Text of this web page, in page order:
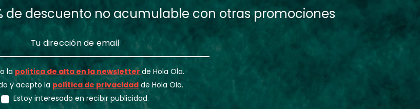
de descuento no acumulable con otras promociones
la política de alta en la newsletter de Hola Ola.
y acepto la política de privacidad de Hola Ola.
Estoy interesado en recibir publicidad.